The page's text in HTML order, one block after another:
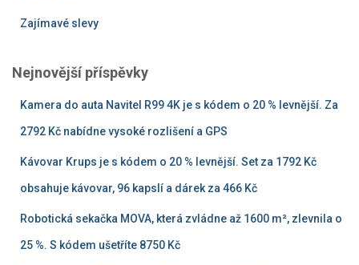
Zajímavé slevy
Nejnovější příspěvky
Kamera do auta Navitel R99 4K je s kódem o 20 % levnější. Za
2792 Kč nabídne vysoké rozlišení a GPS
Kávovar Krups je s kódem o 20 % levnější. Set za 1792 Kč
obsahuje kávovar, 96 kapslí a dárek za 466 Kč
Robotická sekačka MOVA, která zvládne až 1600 m², zlevnila o
25 %. S kódem ušetříte 8750 Kč